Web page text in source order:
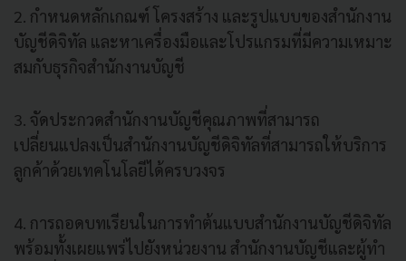
2. กำหนดหลักเกณฑ์ โครงสร้าง และรูปแบบของสำนักงาน
บัญชีดิจิทัล และหาเครื่องมือและโปรแกรมที่มีความเหมาะ
สมกับธุรกิจสำนักงานบัญชี
3. จัดประกวดสำนักงานบัญชีคุณภาพที่สามารถ
เปลี่ยนแปลงเป็นสำนักงานบัญชีดิจิทัลที่สามารถให้บริการ
ลูกค้าด้วยเทคโนโลยีได้ครบวงจร
4. การถอดบทเรียนในการทำต้นแบบสำนักงานบัญชีดิจิทัล
พร้อมทั้งเผยแพร่ไปยังหน่วยงาน สำนักงานบัญชีและผู้ทำ